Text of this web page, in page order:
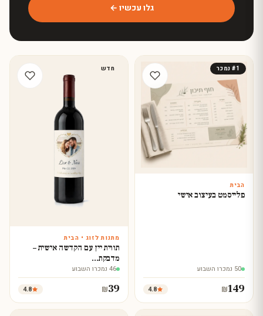
גלו עכשיו ←
#1 נמכר
עצב עכשיו
הבית
פלייסמט בעיצוב אישי
50 נמכרו השבוע
₪149
4.8
חדש
עצב עכשיו
מתנות לזוג • הבית
תווית יין עם הקדשה אישית –
מדבקת…
46 נמכרו השבוע
₪39
4.8